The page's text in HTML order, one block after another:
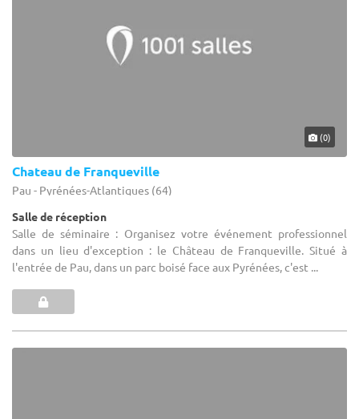
(0)
Chateau de Franqueville
Pau - Pyrénées-Atlantiques (64)
Salle de réception
Salle de séminaire : Organisez votre événement professionnel
dans un lieu d'exception : le Château de Franqueville. Situé à
l'entrée de Pau, dans un parc boisé face aux Pyrénées, c'est ...